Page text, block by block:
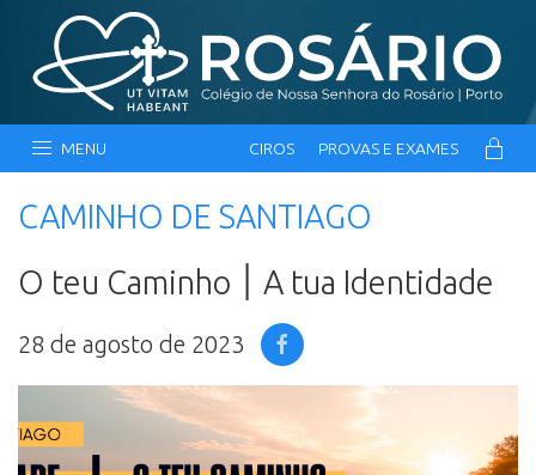
MENU CIROS PROVAS E EXAMES
CAMINHO DE SANTIAGO
O teu Caminho ׀ A tua Identidade
28 de agosto de 2023